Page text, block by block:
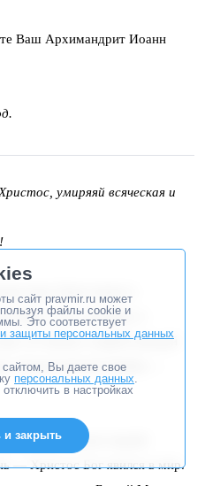
Ваш Архимандрит Иоанн
умиряяй всяческая и
Христовым и
Круг лета спокойно и
по жизни, и яркой звездой
о Божественной Любви —
начало нашей
— Христос Бог явился в мир.
сайт pravmir.ru может
файлы cookie и
Это соответствует
и защиты персональных данных
Вы даете свое
персональных данных.
в настройках
и закрыть